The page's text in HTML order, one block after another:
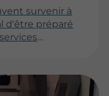
survenir à
d'être préparé
options qui
objectif